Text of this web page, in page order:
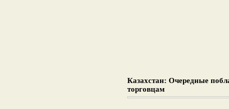
Казахстан: Очередные
торговцам